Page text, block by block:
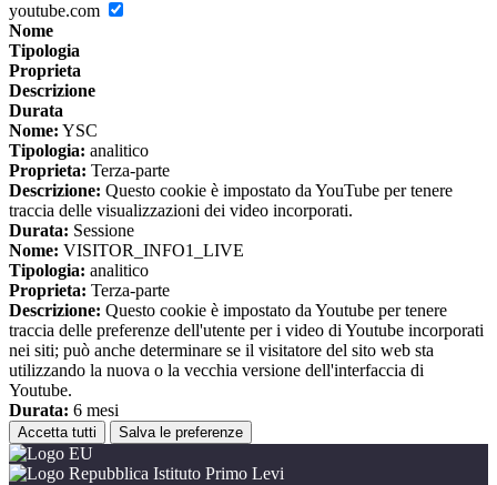
youtube.com
Nome
Tipologia
Proprieta
Descrizione
Durata
Nome: YSC
Tipologia: analitico
Proprieta: Terza-parte
Descrizione: Questo cookie è impostato da YouTube per tenere
traccia delle visualizzazioni dei video incorporati.
Durata: Sessione
Nome: VISITOR_INFO1_LIVE
Tipologia: analitico
Proprieta: Terza-parte
Descrizione: Questo cookie è impostato da Youtube per tenere
traccia delle preferenze dell'utente per i video di Youtube incorporati
nei siti; può anche determinare se il visitatore del sito web sta
utilizzando la nuova o la vecchia versione dell'interfaccia di
Youtube.
Durata: 6 mesi
Accetta tutti Salva le preferenze
Istituto Primo Levi